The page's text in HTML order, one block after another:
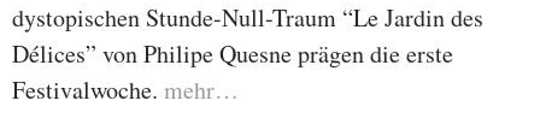
dystopischen Stunde-Null-Traum “Le Jardin des
Délices” von Philipe Quesne prägen die erste
Festivalwoche. mehr…